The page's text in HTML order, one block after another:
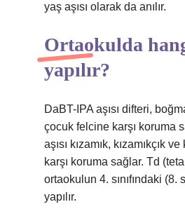
yaş aşısı olarak da anılır.
Ortaokulda
yapılır?
DaBT-IPA aşısı difteri,
çocuk felcine karşı koruma
aşısı kızamık, kızamıkçık
karşı koruma sağlar. Td
ortaokulun 4. sınıfındaki (8.
yapılır.